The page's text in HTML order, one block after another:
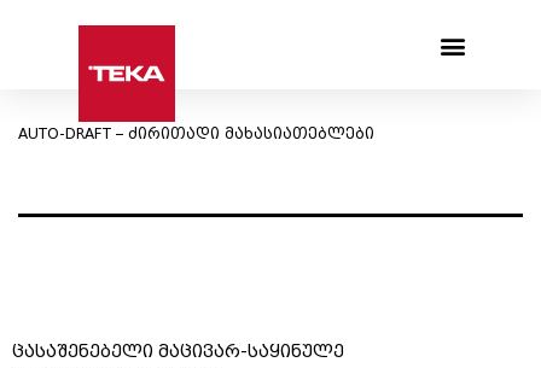
AUTO-DRAFT – ძირითადი მახასიათებლები
ცასაშენებელი მაცივარ-საყინულე